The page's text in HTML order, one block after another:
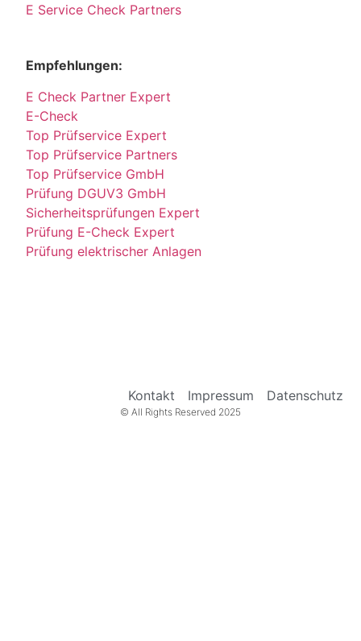
E Service Check Partners
Empfehlungen:
E Check Partner Expert
E-Check
Top Prüfservice Expert
Top Prüfservice Partners
Top Prüfservice GmbH
Prüfung DGUV3 GmbH
Sicherheitsprüfungen Expert
Prüfung E-Check Expert
Prüfung elektrischer Anlagen
Kontakt Impressum Datenschutz
© All Rights Reserved 2025